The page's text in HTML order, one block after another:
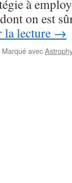
à
on est
la lecture →
Marqué avec